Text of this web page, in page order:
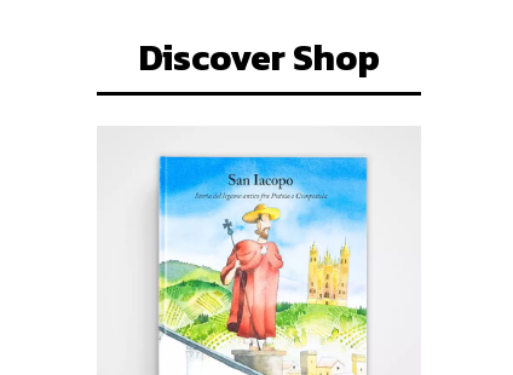
Discover Shop